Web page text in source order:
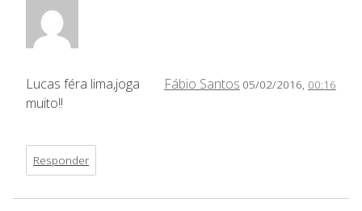
Fábio Santos 05/02/2016, 00:16
Lucas féra lima,joga
muito!!
Responder